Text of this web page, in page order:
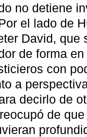
no detiene
el lado de
David, que
de forma
con
a
decirlo de
de